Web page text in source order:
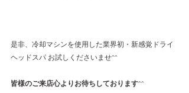
是非、冷却マシンを使用した業界初・新感覚ドライ
ヘッドスパ お試しくださいませ^^
皆様のご来店心よりお待ちしております^^